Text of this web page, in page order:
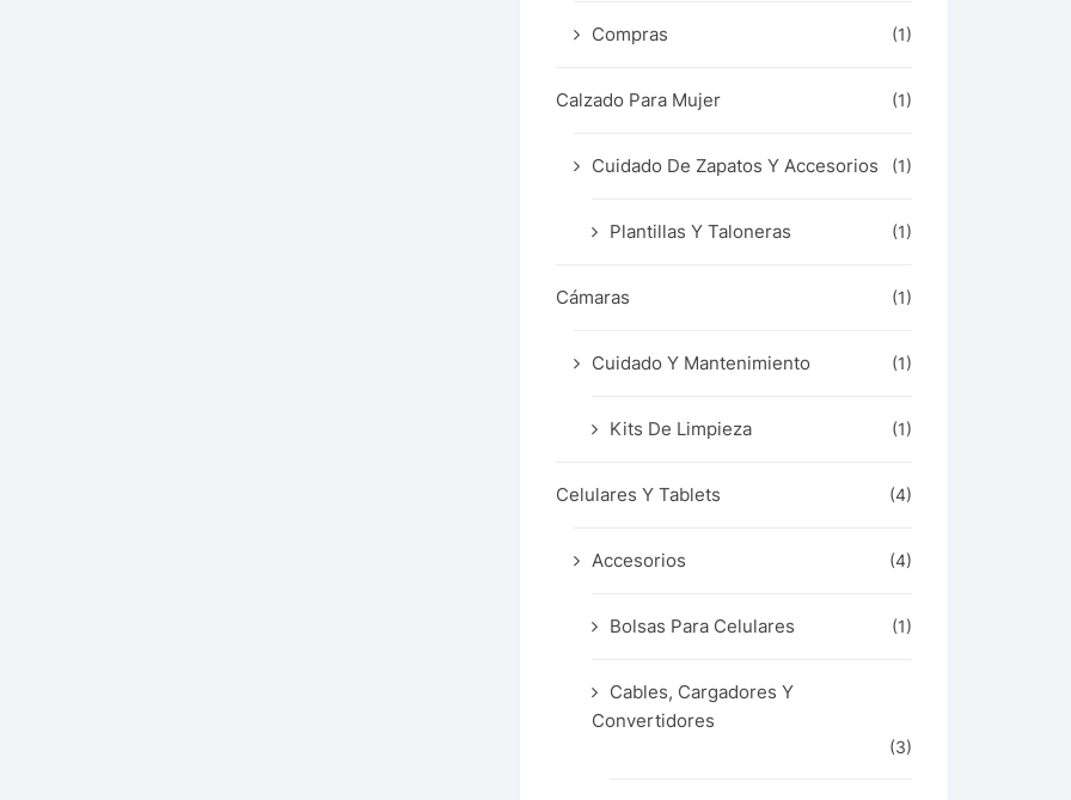
Compras (1)
Calzado Para Mujer (1)
Cuidado De Zapatos Y Accesorios (1)
Plantillas Y Taloneras (1)
Cámaras (1)
Cuidado Y Mantenimiento (1)
Kits De Limpieza (1)
Celulares Y Tablets (4)
Accesorios (4)
Bolsas Para Celulares (1)
Cables, Cargadores Y
Convertidores
(3)